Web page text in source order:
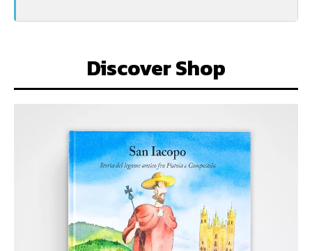
Discover Shop